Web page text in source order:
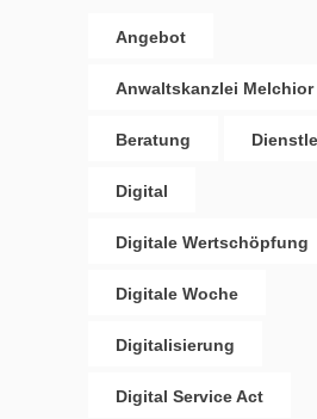
Angebot
Anwaltskanzlei
Beratung
Digital
Digitale Wertschöpfung
Digitale Woche
Digitalisierung
Digital Service Act